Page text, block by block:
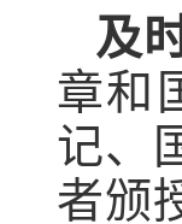
及
章和
记、
者颁